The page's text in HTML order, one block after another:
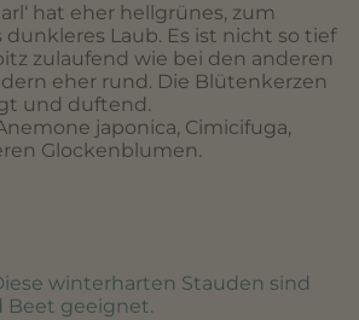
hat eher hellgrünes, zum
Laub. Es ist nicht so tief
zulaufend wie bei den anderen
eher rund. Die Blütenkerzen
und duftend.
japonica, Cimicifuga,
Glockenblumen.
winterharten Stauden sind
Beet geeignet.